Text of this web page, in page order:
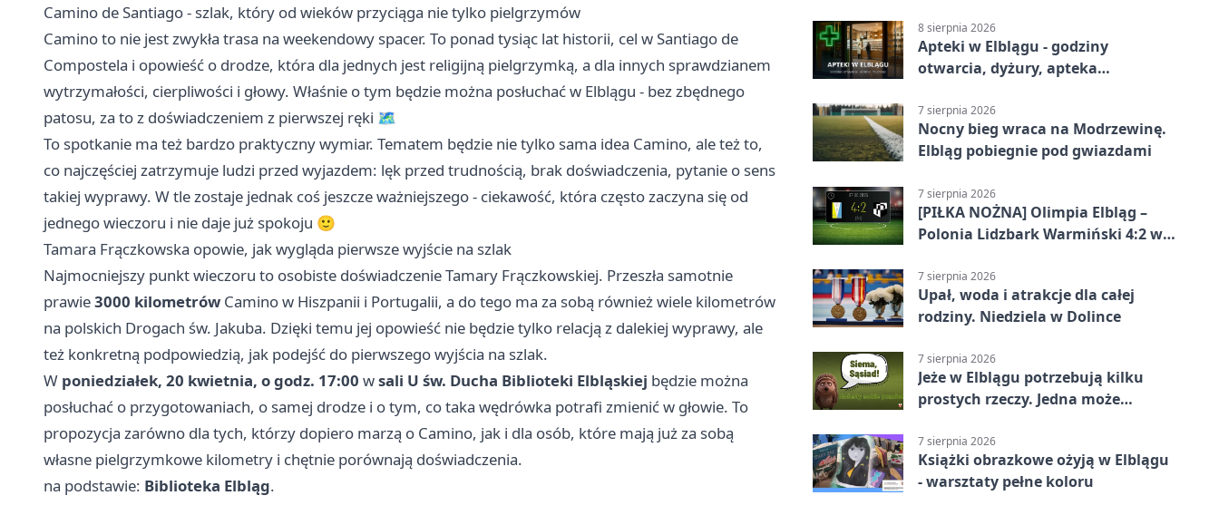
Camino de Santiago - szlak, który od wieków przyciąga nie tylko pielgrzymów
Camino to nie jest zwykła trasa na weekendowy spacer. To ponad tysiąc lat historii, cel w Santiago de
Compostela i opowieść o drodze, która dla jednych jest religijną pielgrzymką, a dla innych sprawdzianem
wytrzymałości, cierpliwości i głowy. Właśnie o tym będzie można posłuchać w Elblągu - bez zbędnego
patosu, za to z doświadczeniem z pierwszej ręki 🗺️
To spotkanie ma też bardzo praktyczny wymiar. Tematem będzie nie tylko sama idea Camino, ale też to,
co najczęściej zatrzymuje ludzi przed wyjazdem: lęk przed trudnością, brak doświadczenia, pytanie o sens
takiej wyprawy. W tle zostaje jednak coś jeszcze ważniejszego - ciekawość, która często zaczyna się od
jednego wieczoru i nie daje już spokoju 🙂
Tamara Frączkowska opowie, jak wygląda pierwsze wyjście na szlak
Najmocniejszy punkt wieczoru to osobiste doświadczenie Tamary Frączkowskiej. Przeszła samotnie
prawie3000 kilometrów Camino w Hiszpanii i Portugalii, a do tego ma za sobą również wiele kilometrów
na polskich Drogach św. Jakuba. Dzięki temu jej opowieść nie będzie tylko relacją z dalekiej wyprawy, ale
też konkretną podpowiedzią, jak podejść do pierwszego wyjścia na szlak.
W poniedziałek, 20 kwietnia, o godz. 17:00 wsali U św. Ducha Biblioteki Elbląskiej będzie można
posłuchać o przygotowaniach, o samej drodze i o tym, co taka wędrówka potrafi zmienić w głowie. To
propozycja zarówno dla tych, którzy dopiero marzą o Camino, jak i dla osób, które mają już za sobą
własne pielgrzymkowe kilometry i chętnie porównają doświadczenia.
na podstawie: Biblioteka Elbląg.
8 sierpnia 2026
Apteki w Elblągu - godziny
otwarcia, dyżury, apteka
7 sierpnia 2026
Nocny bieg wraca na Modrzewinę.
Elbląg pobiegnie pod gwiazdami
7 sierpnia 2026
[PIŁKA NOŻNA] Olimpia Elbląg –
Polonia Lidzbark Warmiński 4:2 w
7 sierpnia 2026
Upał, woda i atrakcje dla całej
rodziny. Niedziela w Dolince
7 sierpnia 2026
Jeże w Elblągu potrzebują kilku
prostych rzeczy. Jedna może
7 sierpnia 2026
Książki obrazkowe ożyją w Elblągu
- warsztaty pełne koloru